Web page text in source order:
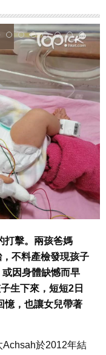
4 5 6 7 8 9 10
打擊。兩孩爸媽
不料產檢發現孩子
因身體缺憾而早
生下來，短短2日
憶，也讓女兒帶著
於2012年結